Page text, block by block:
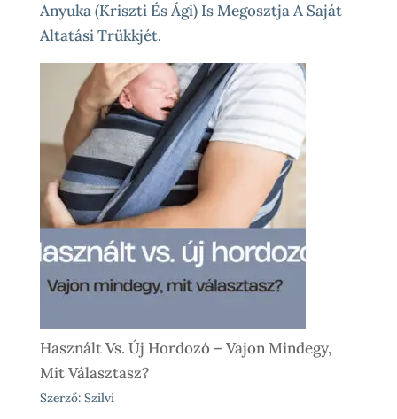
Anyuka (Kriszti És Ági) Is Megosztja A Saját
Altatási Trükkjét.
Használt Vs. Új Hordozó – Vajon Mindegy,
Mit Választasz?
Szerző: Szilvi